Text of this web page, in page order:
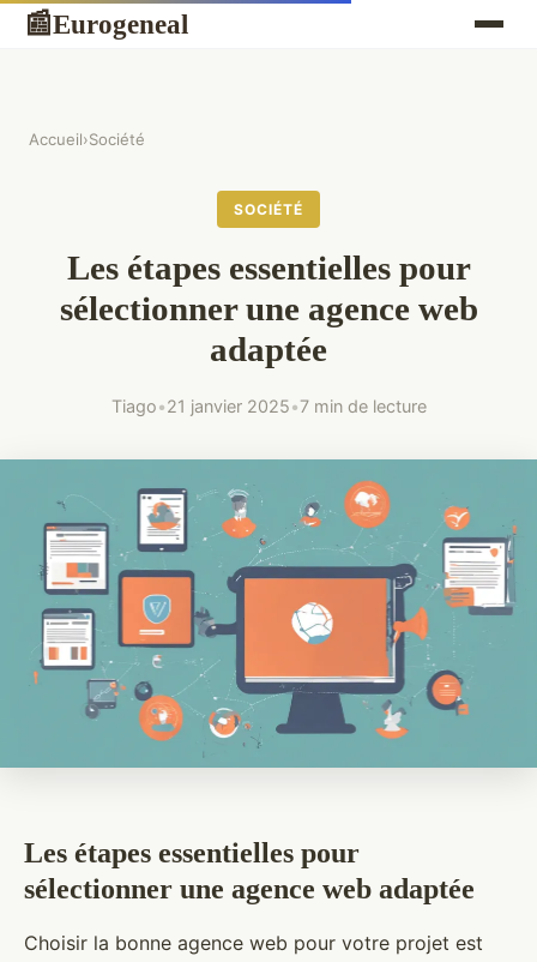
📰Eurogeneal
Accueil›Société
SOCIÉTÉ
Les étapes essentielles pour
sélectionner une agence web
adaptée
Tiago•21 janvier 2025•7 min de lecture
Les étapes essentielles pour
sélectionner une agence web adaptée
Choisir la bonne agence web pour votre projet est